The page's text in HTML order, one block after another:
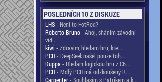
POSLEDNÍCH 10 Z DISKUZE
LHS- Není to HotRod?
Roberto Bruno- Ahoj, sháním závodní
vid...
kiwi - Zdravim, hledam hru, kte...
PCH- DeepSeek našel pouze toh...
Kuppa - Hledám logickou hru z C6...
PCH- Mdlý PCH má odzkoušený R...
Carpenter- Souhlasím s Patrikem a k...